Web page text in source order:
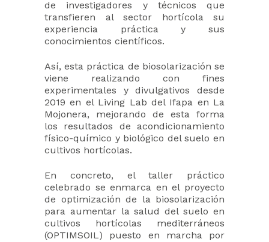
de investigadores y técnicos que
transfieren al sector hortícola su
experiencia práctica y sus
conocimientos científicos.
Así, esta práctica de biosolarización se
viene realizando con fines
experimentales y divulgativos desde
2019 en el Living Lab del Ifapa en La
Mojonera, mejorando de esta forma
los resultados de acondicionamiento
físico-químico y biológico del suelo en
cultivos hortícolas.
En concreto, el taller práctico
celebrado se enmarca en el proyecto
de optimización de la biosolarización
para aumentar la salud del suelo en
cultivos hortícolas mediterráneos
(OPTIMSOIL) puesto en marcha por